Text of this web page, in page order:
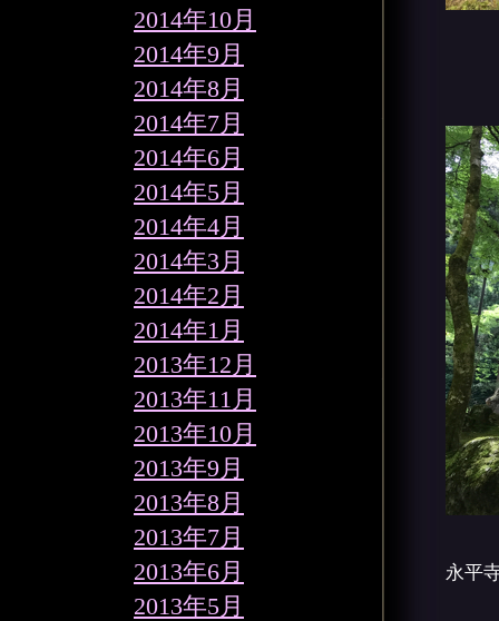
2014年10月
2014年9月
2014年8月
2014年7月
2014年6月
2014年5月
2014年4月
2014年3月
2014年2月
2014年1月
2013年12月
2013年11月
2013年10月
2013年9月
2013年8月
2013年7月
2013年6月
2013年5月
永平